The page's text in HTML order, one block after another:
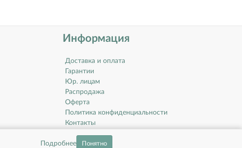
Подробнее Понятно
Информация
Доставка и оплата
Гарантии
Юр. лицам
Распродажа
Оферта
Политика конфиденциальности
Контакты